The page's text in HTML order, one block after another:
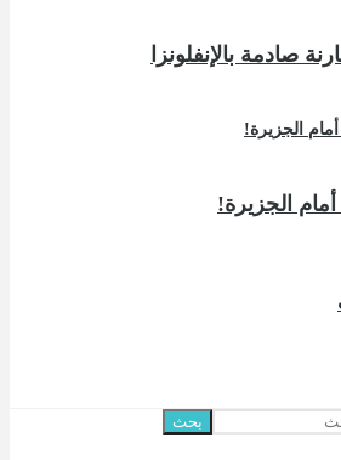
صادمة بالإنفلونزا
الجزيرة!
بحث